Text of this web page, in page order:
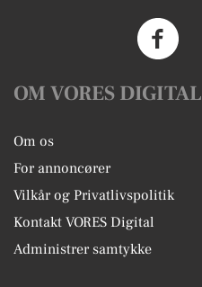
OM VORES DIGITAL
Om os
For annoncører
Vilkår og Privatlivspolitik
Kontakt VORES Digital
Administrer samtykke